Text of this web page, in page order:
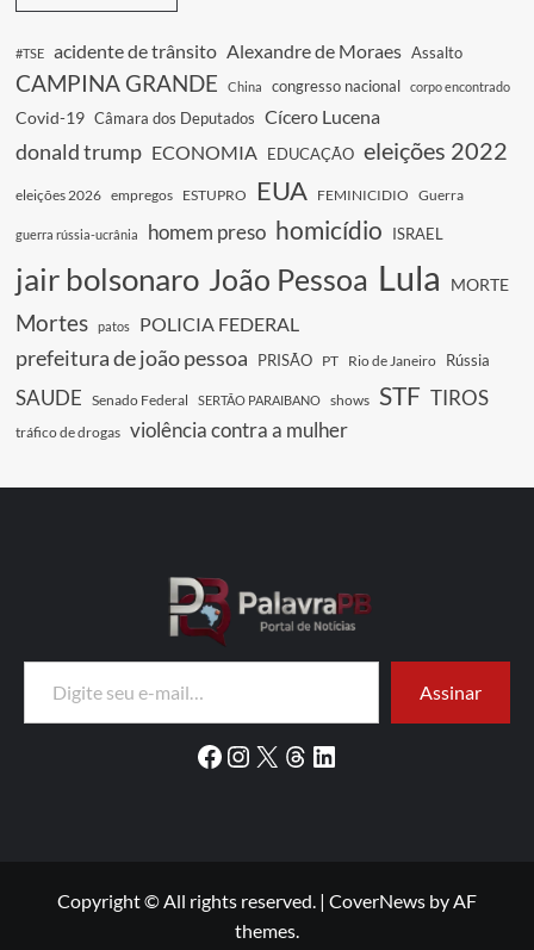
#TSE acidente de trânsito Alexandre de Moraes Assalto
CAMPINA GRANDE China congresso nacional corpo encontrado
Covid-19 Câmara dos Deputados Cícero Lucena
donald trump ECONOMIA EDUCAÇÃO eleições 2022
eleições 2026 empregos ESTUPRO EUA FEMINICIDIO Guerra
guerra rússia-ucrânia homem preso homicídio ISRAEL
jair bolsonaro João Pessoa Lula MORTE
Mortes patos POLICIA FEDERAL
prefeitura de joão pessoa PRISÃO PT Rio de Janeiro Rússia
SAUDE Senado Federal SERTÃO PARAIBANO shows STF TIROS
tráfico de drogas violência contra a mulher
Digite seu e-mail…
Assinar
Facebook
Instagram
X Threads
LinkedIn
Copyright © All rights reserved. | CoverNews by AF
themes.